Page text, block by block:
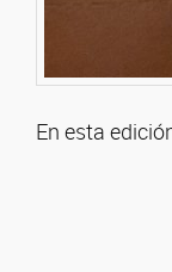
En esta